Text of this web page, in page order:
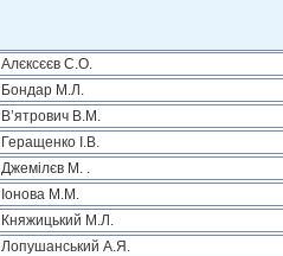
Алєксєєв С.О.
Бондар М.Л.
В’ятрович В.М.
Геращенко І.В.
Джемілєв М. .
Іонова М.М.
Княжицький М.Л.
Лопушанський А.Я.